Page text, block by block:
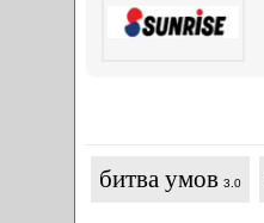
битва умов 3.0